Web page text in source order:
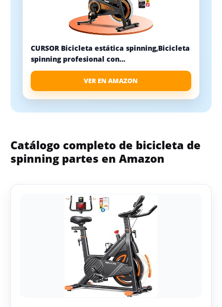
CURSOR Bicicleta estática spinning,Bicicleta
spinning profesional con...
VER EN AMAZON
Catálogo completo de bicicleta de
spinning partes en Amazon